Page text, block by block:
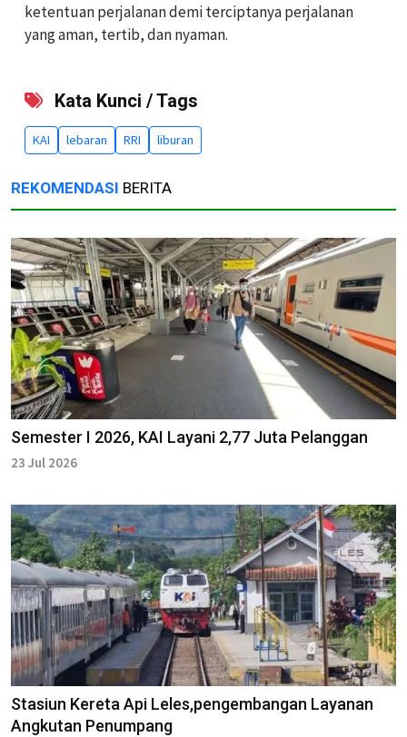
ketentuan perjalanan demi terciptanya perjalanan
yang aman, tertib, dan nyaman.
Kata Kunci / Tags
KAI lebaran RRI liburan
REKOMENDASI BERITA
Semester I 2026, KAI Layani 2,77 Juta Pelanggan
23 Jul 2026
Stasiun Kereta Api Leles,pengembangan Layanan
Angkutan Penumpang